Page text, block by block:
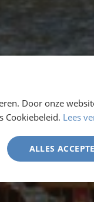
Door onze
Cookiebeleid. Lees
ALLES